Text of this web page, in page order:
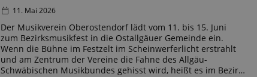
11. Mai 2026
Der Musikverein Oberostendorf lädt vom 11. bis 15. Juni
zum Bezirksmusikfest in die Ostallgäuer Gemeinde ein.
Wenn die Bühne im Festzelt im Scheinwerferlicht erstrahlt
und am Zentrum der Vereine die Fahne des Allgäu-
Schwäbischen Musikbundes gehisst wird, heißt es im Bezirk